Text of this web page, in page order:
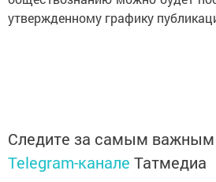
утвержденному графику
Следите за самым
Telegram-канале Татмедиа